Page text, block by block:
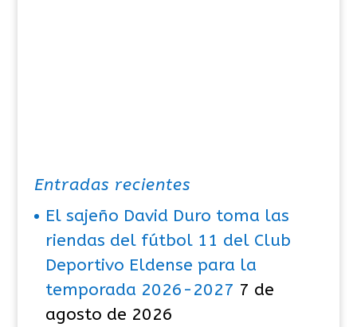
Entradas recientes
El sajeño David Duro toma las
riendas del fútbol 11 del Club
Deportivo Eldense para la
temporada 2026-2027 7 de
agosto de 2026